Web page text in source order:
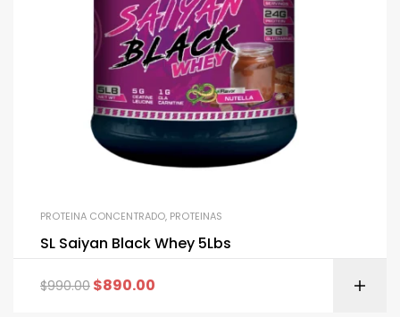
PROTEINA CONCENTRADO, PROTEINAS
SL Saiyan Black Whey 5Lbs
$990.00 $890.00